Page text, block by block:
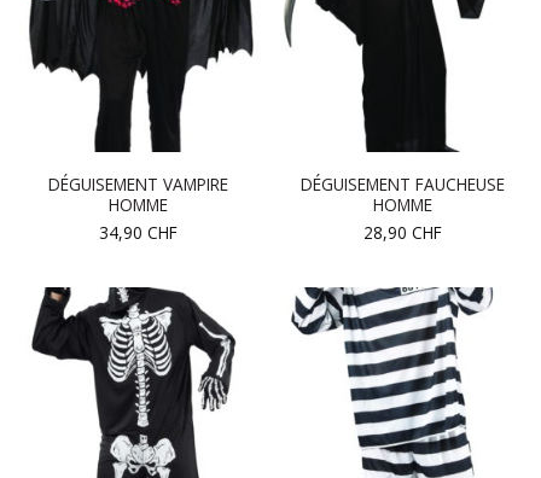
DÉGUISEMENT VAMPIRE
HOMME
34,90 CHF
DÉGUISEMENT FAUCHEUSE
HOMME
28,90 CHF